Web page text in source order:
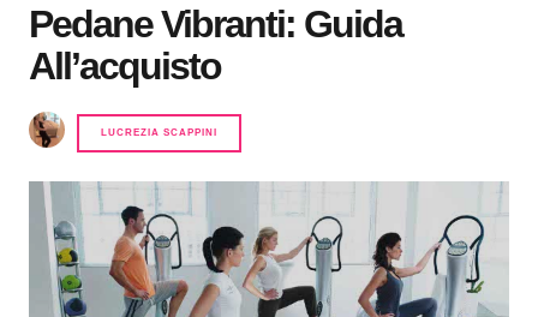
Pedane Vibranti: Guida
All’acquisto
LUCREZIA SCAPPINI